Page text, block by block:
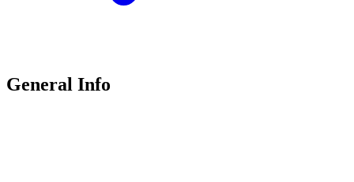
General Info